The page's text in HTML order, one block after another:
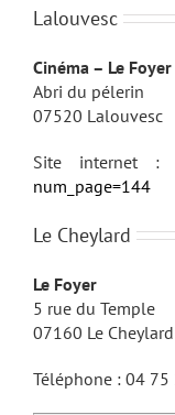
Lalouvesc
Cinéma – Le Foyer
Abri du pélerin
07520 Lalouvesc
Site internet :
num_page=144
Le Cheylard
Le Foyer
5 rue du Temple
07160 Le Cheylard
Téléphone : 04 75